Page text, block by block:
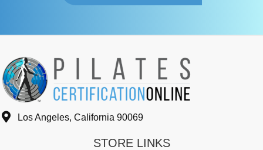
Los Angeles, California 90069
STORE LINKS